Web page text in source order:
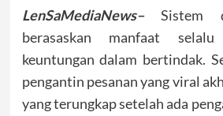
LenSaMediaNews–Sistem
berasaskan manfaat
keuntungan dalam bertindak.
pengantin pesanan yang viral
yang terungkap setelah ada